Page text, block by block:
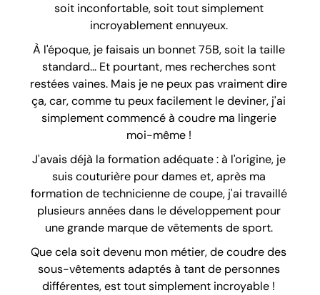
soit inconfortable, soit tout simplement
incroyablement ennuyeux.
À l'époque, je faisais un bonnet 75B, soit la taille
standard... Et pourtant, mes recherches sont
restées vaines. Mais je ne peux pas vraiment dire
ça, car, comme tu peux facilement le deviner, j'ai
simplement commencé à coudre ma lingerie
moi-même !
J'avais déjà la formation adéquate : à l'origine, je
suis couturière pour dames et, après ma
formation de technicienne de coupe, j'ai travaillé
plusieurs années dans le développement pour
une grande marque de vêtements de sport.
Que cela soit devenu mon métier, de coudre des
sous-vêtements adaptés à tant de personnes
différentes, est tout simplement incroyable !